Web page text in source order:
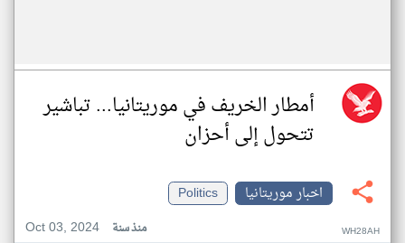
أمطار الخريف في موريتانيا... تباشير
تتحول إلى أحزان
اخبار موريتانيا
Politics
Oct 03, 2024
منذ سنة WH28AH